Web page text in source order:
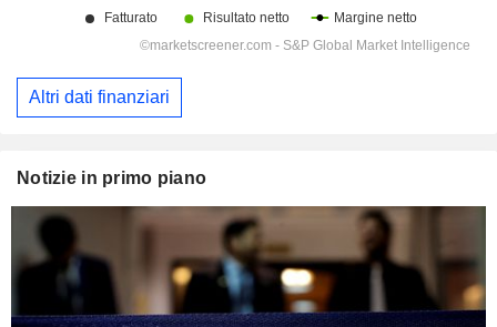
Altri dati finanziari
Notizie in primo piano